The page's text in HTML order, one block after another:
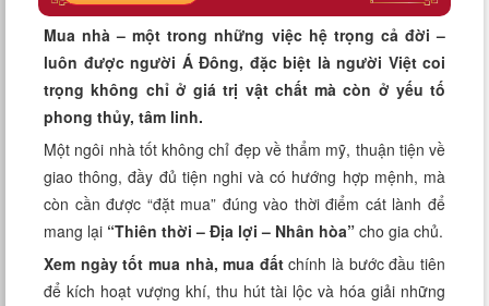
Xem bói
Tướng số
Cung hoàng đạo
Mua nhà – một trong những việc hệ trọng cả đời –
luôn được người Á Đông, đặc biệt là người Việt coi
trọng không chỉ ở giá trị vật chất mà còn ở yếu tố
phong thủy, tâm linh.
Một ngôi nhà tốt không chỉ đẹp về thẩm mỹ, thuận tiện về
giao thông, đầy đủ tiện nghi và có hướng hợp mệnh, mà
còn cần được “đặt mua” đúng vào thời điểm cát lành để
mang lại “Thiên thời – Địa lợi – Nhân hòa” cho gia chủ.
Xem ngày tốt mua nhà, mua đấtchính là bước đầu tiên
để kích hoạt vượng khí, thu hút tài lộc và hóa giải những